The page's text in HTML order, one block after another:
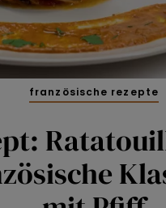
französische rezepte